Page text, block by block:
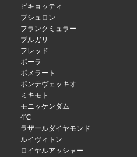
ピキョッティ
ブシュロン
フランクミュラー
ブルガリ
フレッド
ポーラ
ポメラート
ポンテヴェッキオ
ミキモト
モニッケンダム
4℃
ラザールダイヤモンド
ルイヴィトン
ロイヤルアッシャー